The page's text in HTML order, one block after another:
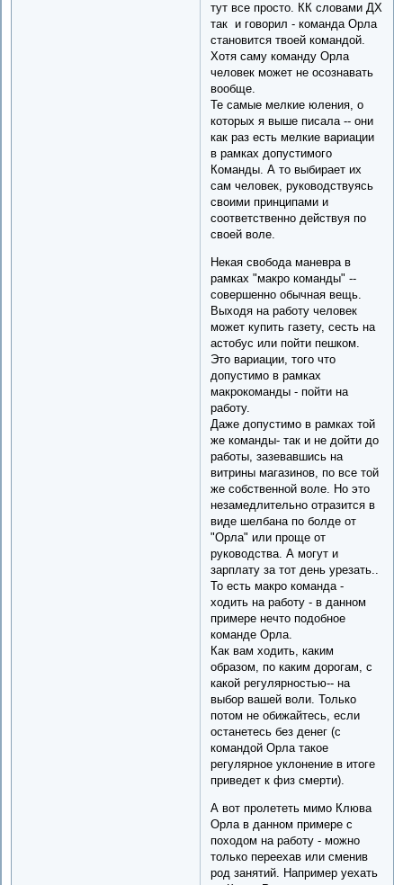
тут все просто. КК словами ДХ
так и говорил - команда Орла
становится твоей командой.
Хотя саму команду Орла
человек может не осознавать
вообще.
Те самые мелкие юления, о
которых я выше писала -- они
как раз есть мелкие вариации
в рамках допустимого
Команды. А то выбирает их
сам человек, руководствуясь
своими принципами и
соответственно действуя по
своей воле.
Некая свобода маневра в
рамках "макро команды" --
совершенно обычная вещь.
Выходя на работу человек
может купить газету, сесть на
астобус или пойти пешком.
Это вариации, того что
допустимо в рамках
макрокоманды - пойти на
работу.
Даже допустимо в рамках той
же команды- так и не дойти до
работы, зазевавшись на
витрины магазинов, по все той
же собственной воле. Но это
незамедлительно отразится в
виде шелбана по болде от
"Орла" или проще от
руководства. А могут и
зарплату за тот день урезать..
То есть макро команда -
ходить на работу - в данном
примере нечто подобное
команде Орла.
Как вам ходить, каким
образом, по каким дорогам, с
какой регулярностью-- на
выбор вашей воли. Только
потом не обижайтесь, если
останетесь без денег (с
командой Орла такое
регулярное уклонение в итоге
приведет к физ смерти).
А вот пролететь мимо Клюва
Орла в данном примере с
походом на работу - можно
только переехав или сменив
род занятий. Например уехать